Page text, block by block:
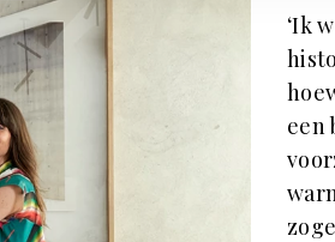
‘Ik
een